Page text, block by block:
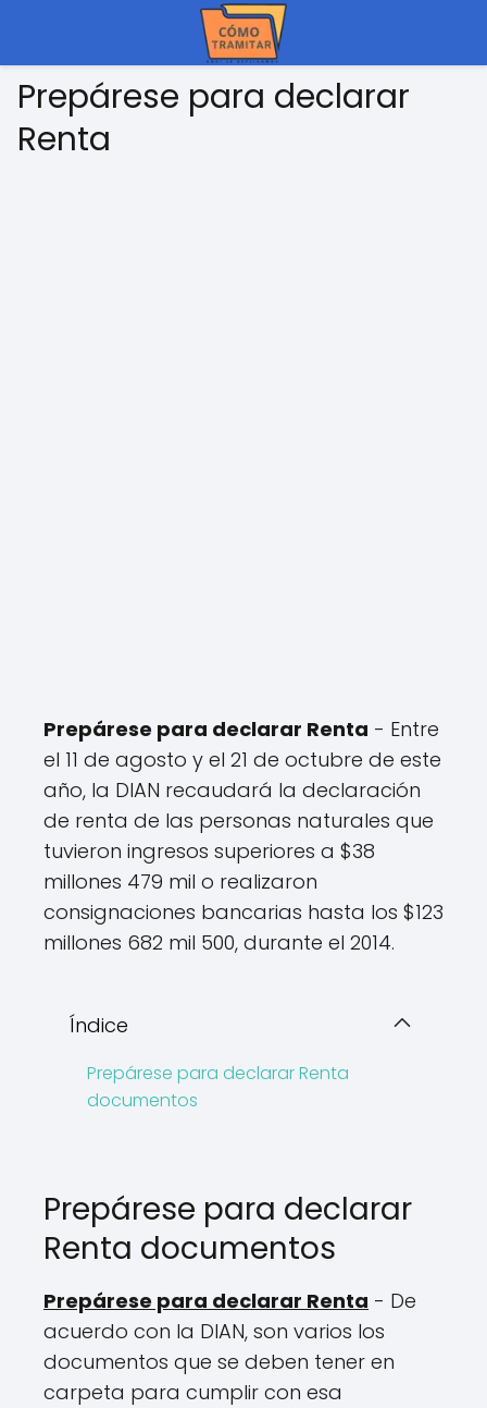
Prepárese para declarar
Renta
Prepárese para declarar Renta - Entre
el 11 de agosto y el 21 de octubre de este
año, la DIAN recaudará la declaración
de renta de las personas naturales que
tuvieron ingresos superiores a $38
millones 479 mil o realizaron
consignaciones bancarias hasta los $123
millones 682 mil 500, durante el 2014.
Índice
Prepárese para declarar Renta
documentos
Prepárese para declarar
Renta documentos
Prepárese para declarar Renta - De
acuerdo con la DIAN, son varios los
documentos que se deben tener en
carpeta para cumplir con esa